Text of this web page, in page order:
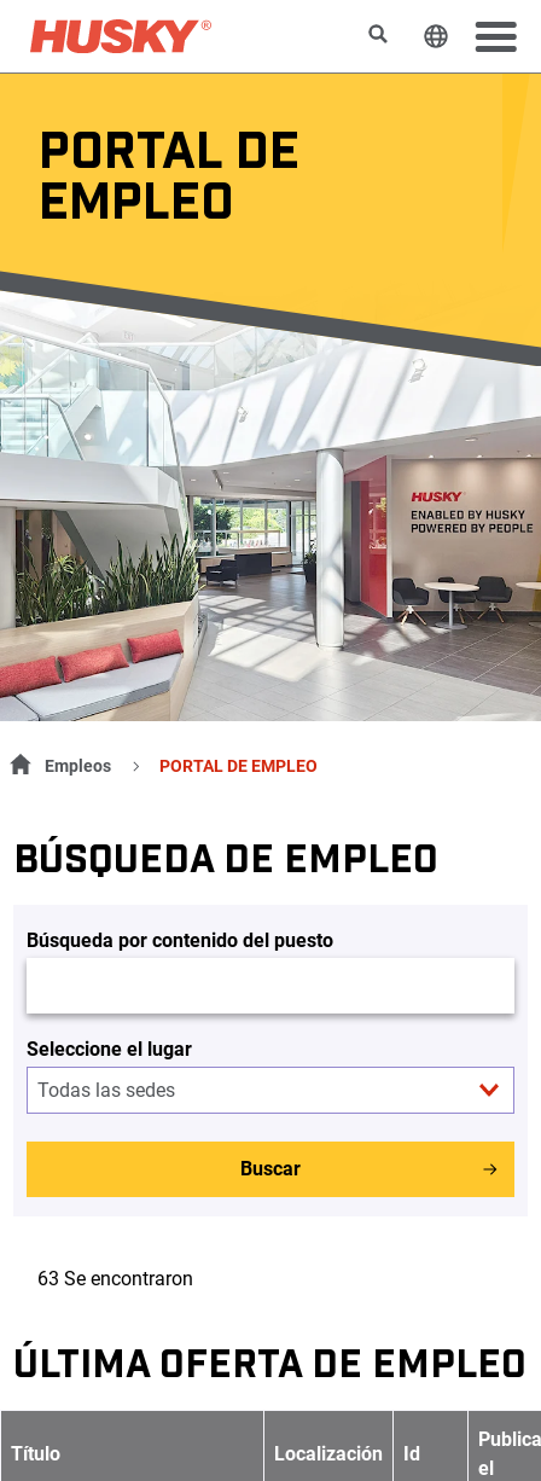
BuscarCambiar
PORTAL DE
EMPLEO
Empleos PORTAL DE EMPLEO
BÚSQUEDA DE EMPLEO
Búsqueda por contenido del puesto
Seleccione el lugar
Buscar
63 Se encontraron
ÚLTIMA OFERTA DE EMPLEO
Título Localización Id
el